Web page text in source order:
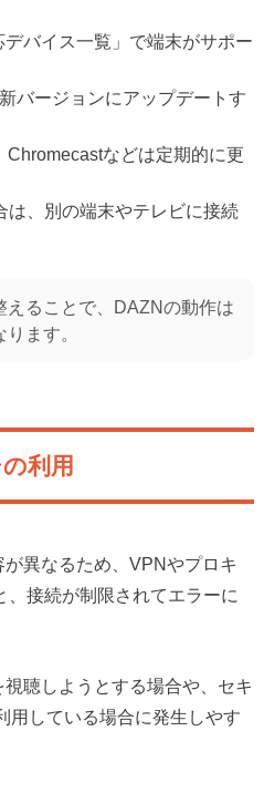
バイス一覧」で端末がサポー
バージョンにアップデートす
などは定期的に更
は、別の端末やテレビに接続
えることで、DAZNの動作は
ます。
利用
異なるため、VPNやプロキ
、接続が制限されてエラーに
聴しようとする場合や、セキ
用している場合に発生しやす